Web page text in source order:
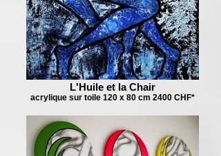
L'Huile et la Chair
acrylique sur toile 120 x 80 cm 2400 CHF*